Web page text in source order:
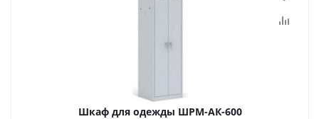
Шкаф для одежды ШРМ-АК-600